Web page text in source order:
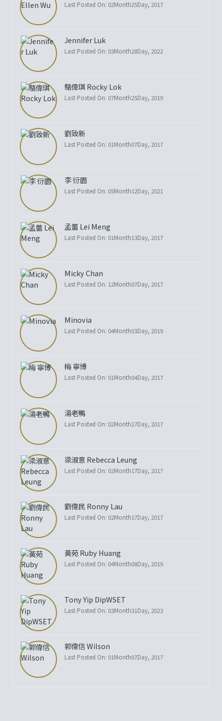
Last Posted On: 02Month25Day, 2017
Jennifer Luk
Last Posted On: 03Month28Day, 2022
駱偉琪 Rocky Lok
Last Posted On: 07Month25Day, 2019
劉致新
Last Posted On: 01Month07Day, 2017
李 衍園
Last Posted On: 05Month12Day, 2021
孟蕾 Lei Meng
Last Posted On: 01Month13Day, 2017
Micky Chan
Last Posted On: 12Month07Day, 2017
Minovia
Last Posted On: 04Month03Day, 2019
梅 寧博
Last Posted On: 01Month04Day, 2017
湯老鴨
Last Posted On: 02Month17Day, 2017
梁淑意 Rebecca Leung
Last Posted On: 02Month17Day, 2017
劉偉民 Ronny Lau
Last Posted On: 02Month17Day, 2017
黃苑 Ruby Huang
Last Posted On: 04Month08Day, 2019
Tony Yip DipWSET
Last Posted On: 03Month31Day, 2023
郭偉信 Wilson
Last Posted On: 01Month07Day, 2017